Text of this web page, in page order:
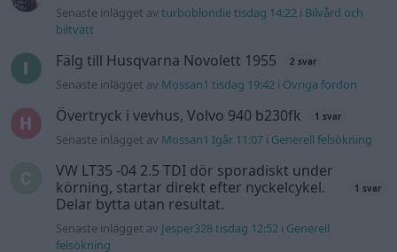
Senaste inlägget avturboblondie tisdag 14:22 i Bilvård och
biltvätt
Fälg till Husqvarna Novolett 1955 2 svar
Senaste inlägget av Mossan1 tisdag 19:42 i Övriga fordon
Övertryck i vevhus, Volvo 940 b230fk 1 svar
Senaste inlägget av Mossan1 Igår 11:07 i Generell felsökning
VW LT35 -04 2.5 TDI dör sporadiskt under
körning, startar direkt efter nyckelcykel.
Delar bytta utan resultat.
1 svar
Senaste inlägget av Jesper328 tisdag 12:52 i Generell
felsökning